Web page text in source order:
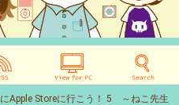
Apple Storeに行こう！ 5 ～ねこ先生